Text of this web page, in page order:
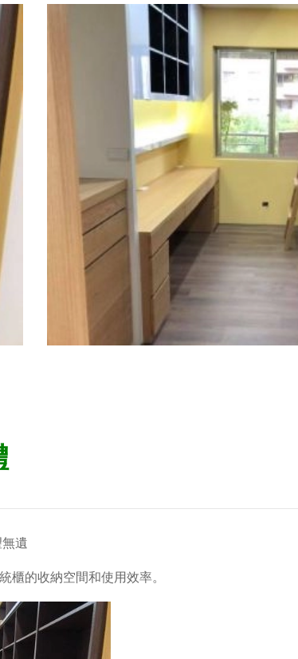
遺
櫃的收納空間和使用效率。